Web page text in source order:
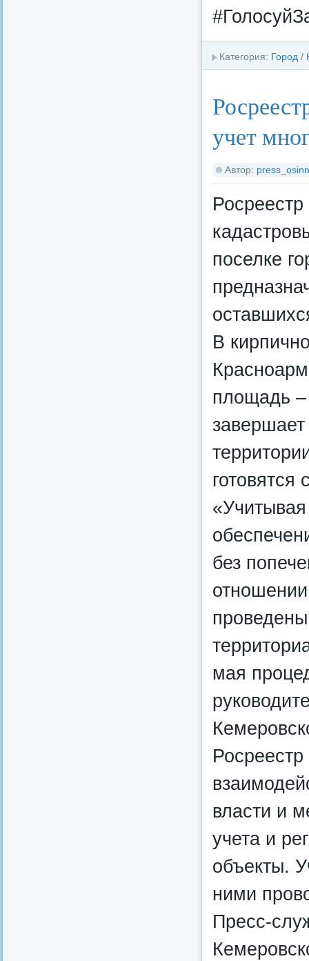
Категория: Город /
учет
Автор:
поселке
В
площадь –
готовятся
без
мая
власти и
учета и
объекты.
ними
Пресс-